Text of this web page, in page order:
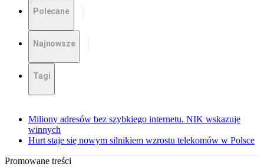
Polecane
Najnowsze
Tagi
Miliony adresów bez szybkiego internetu. NIK wskazuje
winnych
Hurt staje się nowym silnikiem wzrostu telekomów w Polsce
Promowane treści